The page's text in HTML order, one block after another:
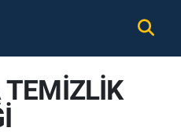
TEMİZLİK